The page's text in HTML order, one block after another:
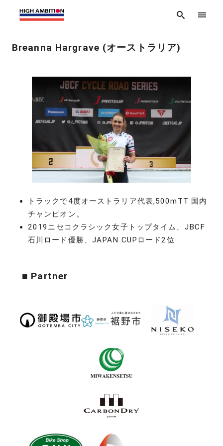
Breanna Hargrave (オーストラリア)
トラックで4度オーストラリア代表,500mTT 国内
チャンピオン。
2019ニセコクラシック女子トップタイム、JBCF
石川ロード優勝、JAPAN CUPロード2位
■ Partner